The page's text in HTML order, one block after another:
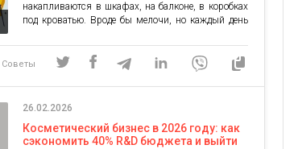
накапливаются в шкафах, на балконе, в коробках
под кроватью. Вроде бы мелочи, но каждый день
усталость от беспорядка. Бывает, что нужная
покупка уже назрела, а деньги будто растворяются
Советы
26.02.2026
Косметический бизнес в 2026 году: как
сэкономить 40% R&D бюджета и выйти